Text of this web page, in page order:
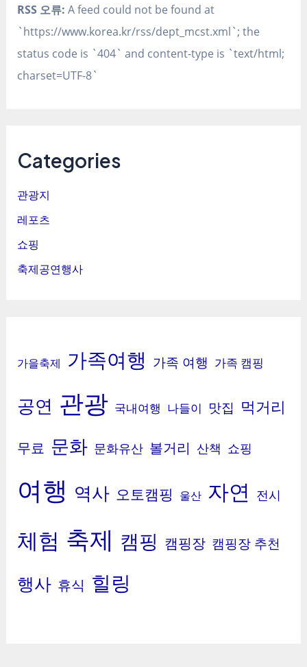
RSS 오류: A feed could not be found at
`https://www.korea.kr/rss/dept_mcst.xml`; the
status code is `404` and content-type is `text/html;
charset=UTF-8`
Categories
관광지
레포츠
쇼핑
축제공연행사
가을축제 가족여행 가족 여행 가족 캠핑
공연 관광 국내여행 나들이 맛집 먹거리
무료 문화 문화유산 볼거리 산책 쇼핑
여행 역사 오토캠핑 울산 자연 전시
체험 축제 캠핑 캠핑장 캠핑장 추천
행사 휴식 힐링